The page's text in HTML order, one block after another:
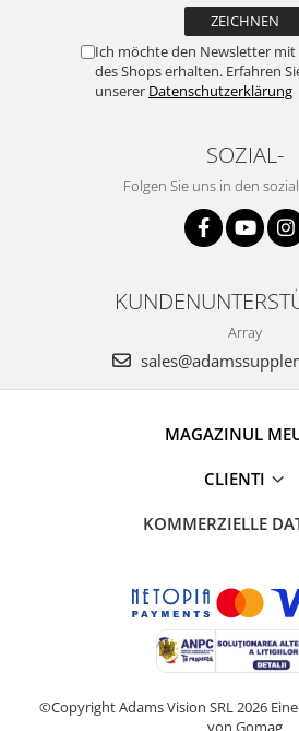
Ich möchte den Newsletter
des Shops erhalten. Erfahren
unserer Datenschutzerklärung
SOZIAL-
Folgen Sie uns in den
Array
MAGAZINUL
CLIENTI
KOMMERZIELLE
©Copyright Adams Vision SRL 2026
von Gomag